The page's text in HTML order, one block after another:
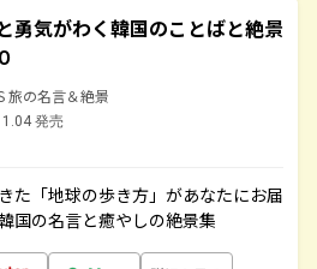
勇気がわく韓国のことばと絶景
旅の名言＆絶景
発売
た「地球の歩き方」があなたにお届
国の名言と癒やしの絶景集